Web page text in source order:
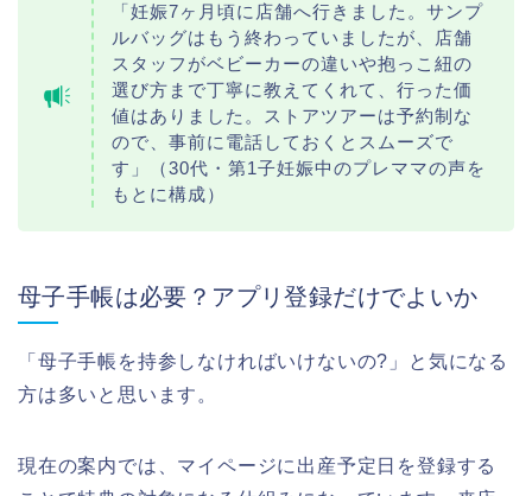
「妊娠7ヶ月頃に店舗へ行きました。サンプ
ルバッグはもう終わっていましたが、店舗
スタッフがベビーカーの違いや抱っこ紐の
選び方まで丁寧に教えてくれて、行った価
値はありました。ストアツアーは予約制な
ので、事前に電話しておくとスムーズで
す」（30代・第1子妊娠中のプレママの声を
もとに構成）
母子手帳は必要？アプリ登録だけでよいか
「母子手帳を持参しなければいけないの?」と気になる
方は多いと思います。
現在の案内では、マイページに出産予定日を登録する